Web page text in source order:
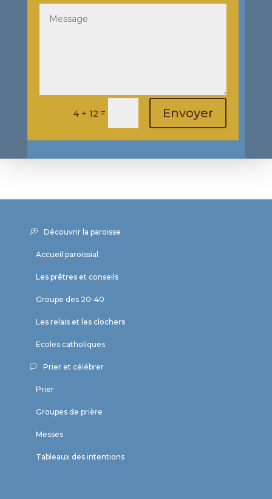
4 + 12 = Envoyer
Découvrir la paroisse
Accueil paroissial
Les prêtres et conseils
Groupe des 20-40
Les relais et les clochers
Ecoles catholiques
Prier et célébrer
Prier
Groupes de prière
Messes
Tableaux des intentions